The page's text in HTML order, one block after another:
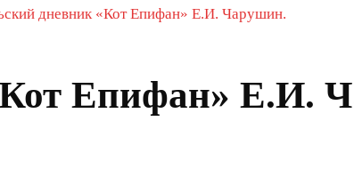
дневник «Кот Епифан» Е.И. Чарушин.
Епифан» Е.И.